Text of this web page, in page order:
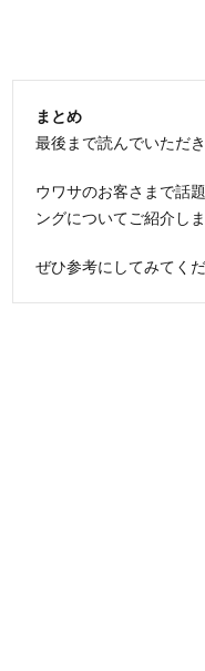
まとめ
最後まで読んでいただ
ウワサのお客さまで話
ングについてご紹介しま
ぜひ参考にしてみてくだ